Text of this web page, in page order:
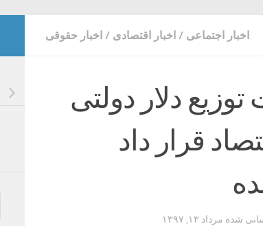
اخبار اجتماعی / اخبار اقتصادی / اخبار حقوقی
دلار دولتی
قرار داد
شده مرداد ۱۳, ۱۳۹۷